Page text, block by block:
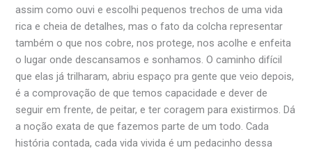
assim como ouvi e escolhi pequenos trechos de uma vida
rica e cheia de detalhes, mas o fato da colcha representar
também o que nos cobre, nos protege, nos acolhe e enfeita
o lugar onde descansamos e sonhamos. O caminho difícil
que elas já trilharam, abriu espaço pra gente que veio depois,
é a comprovação de que temos capacidade e dever de
seguir em frente, de peitar, e ter coragem para existirmos. Dá
a noção exata de que fazemos parte de um todo. Cada
história contada, cada vida vivida é um pedacinho dessa